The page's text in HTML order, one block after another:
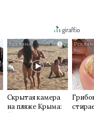
i
Скрытая камера
на пляже Крыма: